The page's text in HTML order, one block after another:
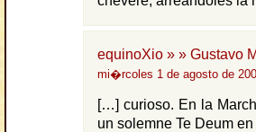
equinoXio » » Gustavo
mi�rcoles 1 de agosto de
[…] curioso. En la
un solemne Te Deum